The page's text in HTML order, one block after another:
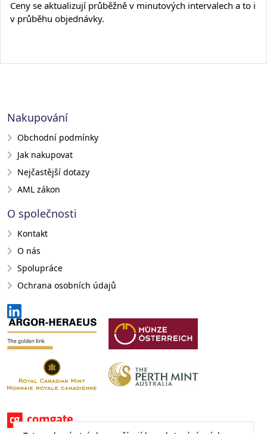
Ceny se aktualizují průběžně v minutových intervalech a to i
v průběhu objednávky.
Nakupování
Obchodní podmínky
Jak nakupovat
Nejčastější dotazy
AML zákon
O společnosti
Kontakt
O nás
Spolupráce
Ochrana osobních údajů